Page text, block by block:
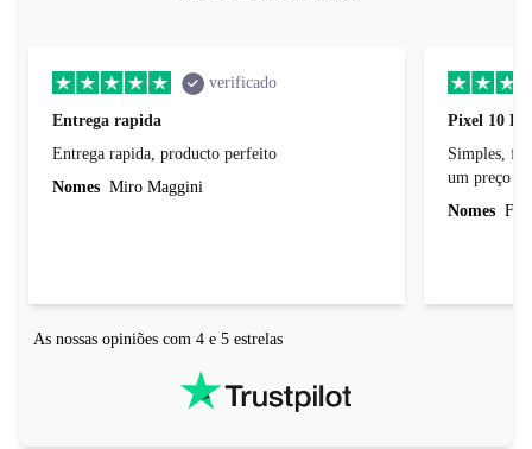
verificado
Entrega rapida
Entrega rapida, producto perfeito
Nomes Miro Maggini
Pixel 10
Simples, fácil,
um preço
Nomes
As nossas opiniões com 4 e 5 estrelas